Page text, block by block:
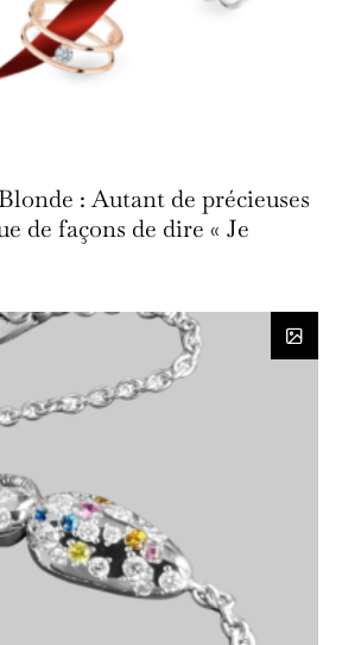
: Autant de précieuses
de façons de dire « Je